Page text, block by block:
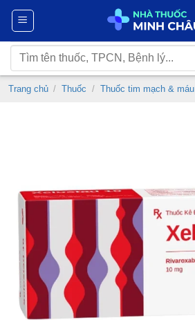
Chuyển
nội
dung
Tìm
kiếm:
Trang chủ / Thuốc / Thuốc tim mạch & máu